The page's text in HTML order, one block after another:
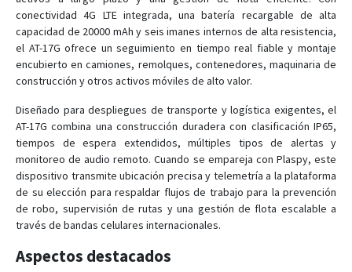
AT-12
AT-13
AT-14
AT-16
AT-17
AT-17C
AT-17F
AT-17K
conectividad 4G LTE integrada, una batería recargable de alta
capacidad de 20000 mAh y seis imanes internos de alta resistencia,
el AT-17G ofrece un seguimiento en tiempo real fiable y montaje
encubierto en camiones, remolques, contenedores, maquinaria de
construcción y otros activos móviles de alto valor.
Diseñado para despliegues de transporte y logística exigentes, el
AT-17G combina una construcción duradera con clasificación IP65,
tiempos de espera extendidos, múltiples tipos de alertas y
monitoreo de audio remoto. Cuando se empareja con Plaspy, este
dispositivo transmite ubicación precisa y telemetría a la plataforma
de su elección para respaldar flujos de trabajo para la prevención
de robo, supervisión de rutas y una gestión de flota escalable a
través de bandas celulares internacionales.
Aspectos destacados